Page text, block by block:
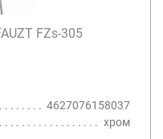
FZs-305
4627076158037
хром